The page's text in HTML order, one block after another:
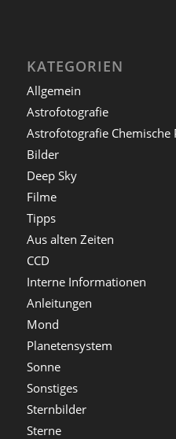
KATEGORIEN
Allgemein
Astrofotografie
Astrofotografie Chemische
Bilder
Deep Sky
Filme
Tipps
Aus alten Zeiten
CCD
Interne Informationen
Anleitungen
Mond
Planetensystem
Sonne
Sonstiges
Sternbilder
Sterne